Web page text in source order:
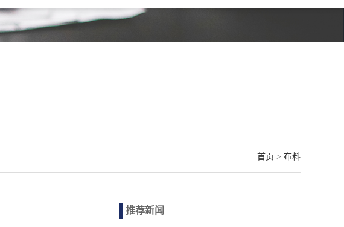
首页 > 布料
推荐新闻